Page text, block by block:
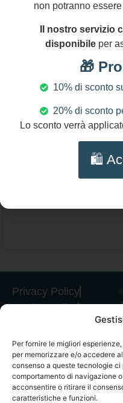
Per fornire le migliori
per memorizzare e/o accedere
consenso a queste tecnologie
comportamento di navigazione
acconsentire o ritirare il
caratteristiche e funzioni.
140,00€
Collana multifilo
Girocollo
chiacchierinoAggiungi al
Privacy Policy
Cookie Policy
Spedizioni
Informativa
GPSR
Termini e
non potranno
Il nostro servizio
disponibileper
🎁
10% di sconto
20% di sconto
Lo sconto verrà
🛍️